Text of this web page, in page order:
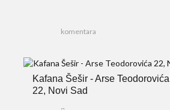
komentara
Kafana Šešir - Arse Teodorovića
22, Novi Sad